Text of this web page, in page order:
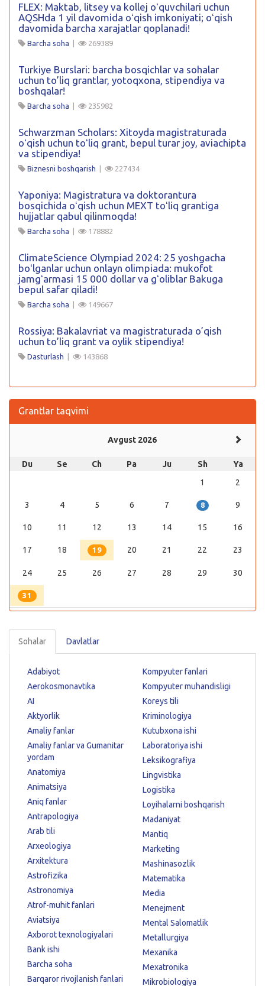
FLEX: Maktab, litsey va kollej oʻquvchilari uchun
AQSHda 1 yil davomida oʻqish imkoniyati; oʻqish
davomida barcha xarajatlar qoplanadi!
Barcha soha | 269389
Turkiye Burslari: barcha bosqichlar va sohalar
uchun to’liq grantlar, yotoqxona, stipendiya va
boshqalar!
Barcha soha | 235982
Schwarzman Scholars: Xitoyda magistraturada
oʻqish uchun toʻliq grant, bepul turar joy, aviachipta
va stipendiya!
Biznesni boshqarish | 227434
Yaponiya: Magistratura va doktorantura
bosqichida oʻqish uchun MEXT toʻliq grantiga
hujjatlar qabul qilinmoqda!
Barcha soha | 178882
ClimateScience Olympiad 2024: 25 yoshgacha
boʻlganlar uchun onlayn olimpiada: mukofot
jamgʻarmasi 15 000 dollar va gʻoliblar Bakuga
bepul safar qiladi!
Barcha soha | 149667
Rossiya: Bakalavriat va magistraturada o’qish
uchun to’liq grant va oylik stipendiya!
Dasturlash | 143868
Grantlar taqvimi
Avgust 2026
Du Se Ch Pa Ju Sh
Ya
1
2
3 4 5 6 7 8 9
10 11 12 13 14 15 16
17 18 19 20 21 22 23
24 25 26 27 28 29 30
31
Sohalar Davlatlar
Adabiyot
Aerokosmonavtika
AI
Aktyorlik
Amaliy fanlar
Amaliy fanlar va Gumanitar
yordam
Anatomiya
Animatsiya
Aniq fanlar
Antrapologiya
Arab tili
Arxeologiya
Arxitektura
Astrofizika
Astronomiya
Atrof-muhit fanlari
Aviatsiya
Axborot texnologiyalari
Bank ishi
Barcha soha
Barqaror rivojlanish fanlari
Kompyuter fanlari
Kompyuter muhandisligi
Koreys tili
Kriminologiya
Kutubxona ishi
Laboratoriya ishi
Leksikografiya
Lingvistika
Logistika
Loyihalarni boshqarish
Madaniyat
Mantiq
Marketing
Mashinasozlik
Matematika
Media
Menejment
Mental Salomatlik
Metallurgiya
Mexanika
Mexatronika
Mikrobiologiya